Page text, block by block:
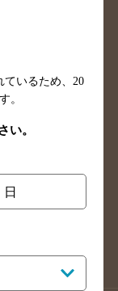
ー検索
ー検索
ー検索
ー検索
ー検索
ー検索
いるため、 20
。
い。
日